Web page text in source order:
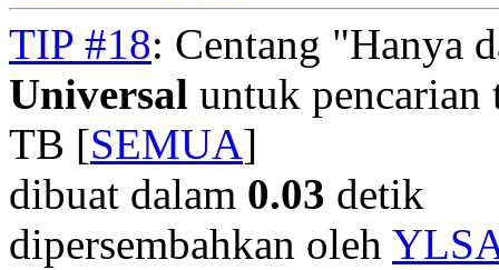
TIP #18: Centang "Hanya
Universal untuk pencarian
TB [SEMUA]
dibuat dalam 0.03 detik
dipersembahkan oleh